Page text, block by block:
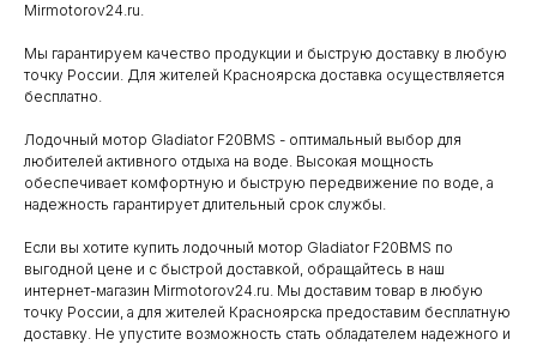
Mirmotorov24.ru.
Мы гарантируем качество продукции и быструю доставку в любую
точку России. Для жителей Красноярска доставка осуществляется
бесплатно.
Лодочный мотор Gladiator F20BMS - оптимальный выбор для
любителей активного отдыха на воде. Высокая мощность
обеспечивает комфортную и быструю передвижение по воде, а
надежность гарантирует длительный срок службы.
Если вы хотите купить лодочный мотор Gladiator F20BMS по
выгодной цене и с быстрой доставкой, обращайтесь в наш
интернет-магазин Mirmotorov24.ru. Мы доставим товар в любую
точку России, а для жителей Красноярска предоставим бесплатную
доставку. Не упустите возможность стать обладателем надежного и